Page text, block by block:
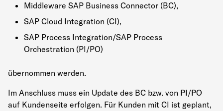
Middleware SAP Business Connector (BC),
SAP Cloud Integration (CI),
SAP Process Integration/SAP Process
Orchestration (PI/PO)
übernommen werden.
Im Anschluss muss ein Update des BC bzw. von PI/PO
auf Kundenseite erfolgen. Für Kunden mit CI ist geplant,